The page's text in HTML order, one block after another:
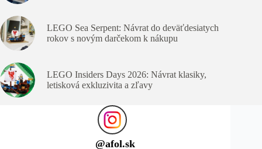
LEGO Sea Serpent: Návrat do deväťdesiatych
rokov s novým darčekom k nákupu
LEGO Insiders Days 2026: Návrat klasiky,
letisková exkluzivita a zľavy
@afol.sk